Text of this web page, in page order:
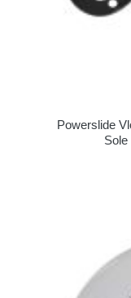
Powerslide